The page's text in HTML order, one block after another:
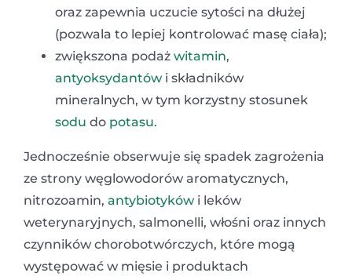
oraz zapewnia uczucie sytości na dłużej
(pozwala to lepiej kontrolować masę ciała);
zwiększona podaż witamin,
antyoksydantów i składników
mineralnych, w tym korzystny stosunek
sodu do potasu.
Jednocześnie obserwuje się spadek zagrożenia
ze strony węglowodorów aromatycznych,
nitrozoamin, antybiotyków i leków
weterynaryjnych, salmonelli, włośni oraz innych
czynników chorobotwórczych, które mogą
występować w mięsie i produktach